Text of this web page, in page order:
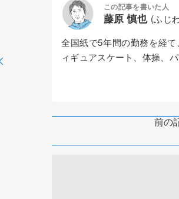
この記事を書いた人
藤原 慎也 (ふじ
全国紙で5年間の勤務を経
ィギュアスケート、体操、
前の